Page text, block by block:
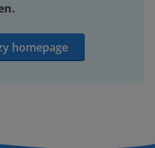
homepage